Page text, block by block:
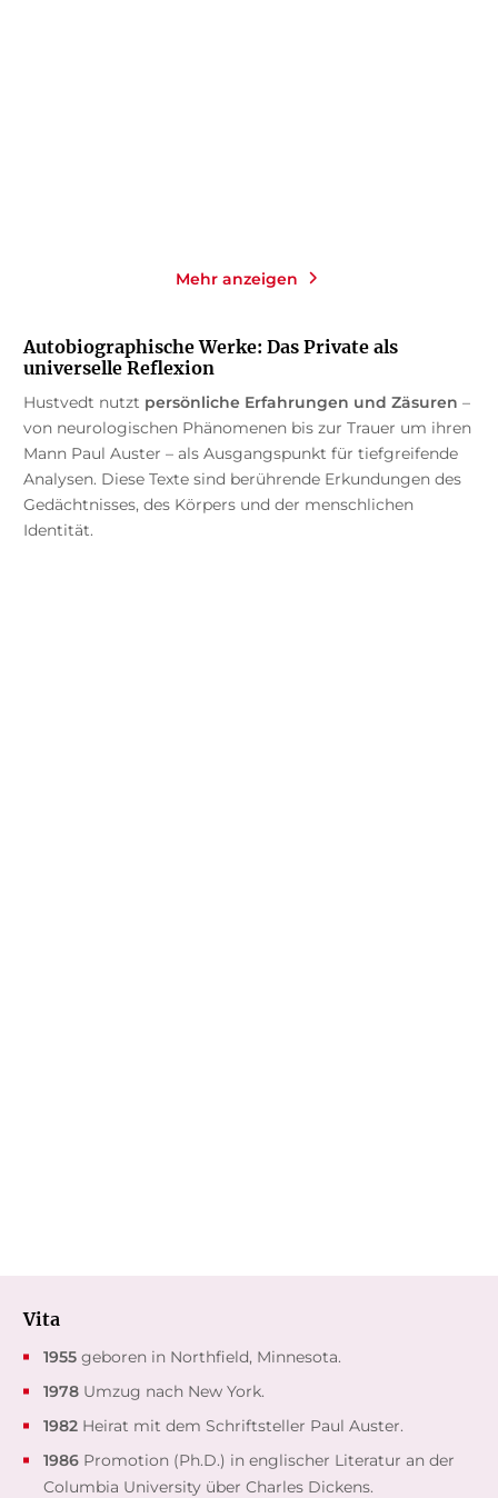
Mehr anzeigen
Autobiographische Werke: Das Private als
universelle Reflexion
Hustvedt nutzt persönliche Erfahrungen und Zäsuren –
von neurologischen Phänomenen bis zur Trauer um ihren
Mann Paul Auster – als Ausgangspunkt für tiefgreifende
Analysen. Diese Texte sind berührende Erkundungen des
Gedächtnisses, des Körpers und der menschlichen
Identität.
Vita
1955geboren in Northfield, Minnesota.
1978Umzug nach New York.
1982Heirat mit dem Schriftsteller Paul Auster.
1986Promotion (Ph.D.) in englischer Literatur an der
Columbia University über Charles Dickens.